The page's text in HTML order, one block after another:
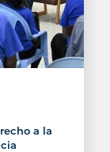
a la